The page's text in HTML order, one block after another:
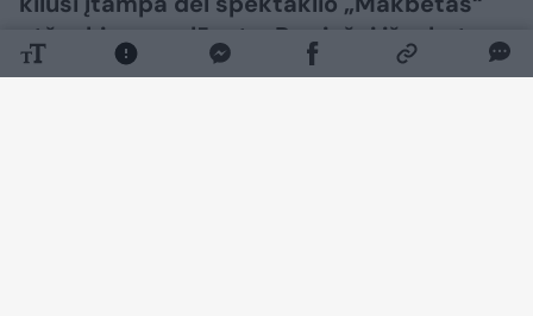
atšaukimo neslūgsta. Po viešai išsakytos
režisieriaus Aleksandro Špilevojaus ir